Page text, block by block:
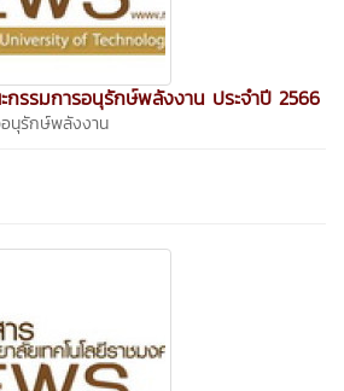
รรมการอนุรักษ์พลังงาน ประจำปี 2566
นุรักษ์พลังงาน